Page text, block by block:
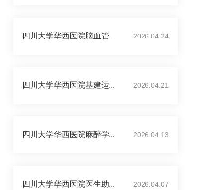
四川大学华西医院脑血管... 2026.04.24
四川大学华西医院基建运... 2026.04.21
四川大学华西医院麻醉学... 2026.04.13
四川大学华西医院医生助... 2026.04.07